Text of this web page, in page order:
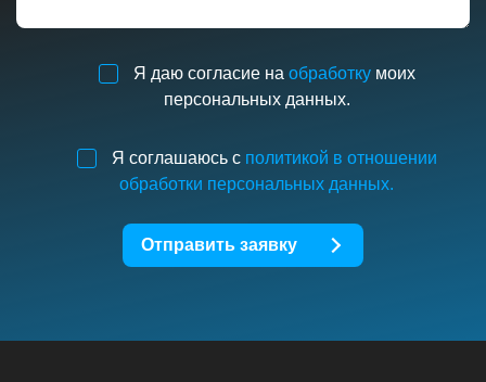
Я даю согласие на обработкумоих
персональных данных.
Я соглашаюсь с политикой в отношении
обработки персональных данных.
Отправить заявку